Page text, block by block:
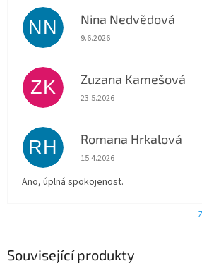
Související produkty
NN Nina Nedvědová
Hodnocení obchodu je 5 z 5
9.6.2026
ZK Zuzana Kamešová
Hodnocení obchodu je 5 z 5
23.5.2026
RH Romana Hrkalová
Hodnocení obchodu je 5 z 5
15.4.2026
Ano, úplná spokojenost.